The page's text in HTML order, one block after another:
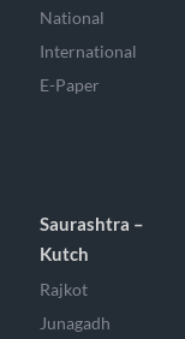
National
International
E-Paper
Saurashtra –
Kutch
Rajkot
Junagadh